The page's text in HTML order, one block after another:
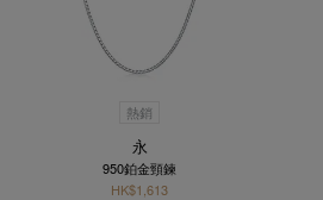
熱銷
永
950鉑金頸鍊
HK$1,613